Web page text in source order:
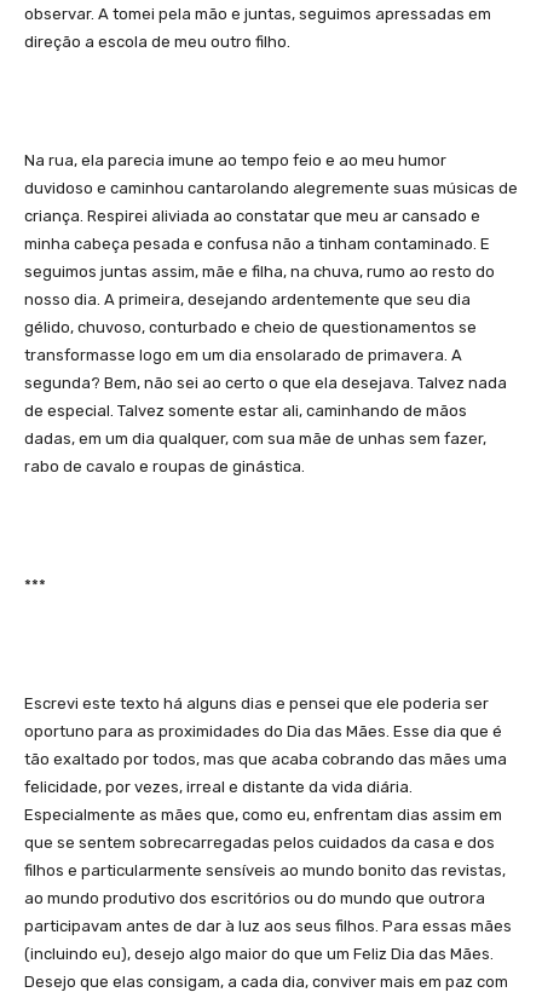
observar. A tomei pela mão e juntas, seguimos apressadas em
direção a escola de meu outro filho.
Na rua, ela parecia imune ao tempo feio e ao meu humor
duvidoso e caminhou cantarolando alegremente suas músicas de
criança. Respirei aliviada ao constatar que meu ar cansado e
minha cabeça pesada e confusa não a tinham contaminado. E
seguimos juntas assim, mãe e filha, na chuva, rumo ao resto do
nosso dia. A primeira, desejando ardentemente que seu dia
gélido, chuvoso, conturbado e cheio de questionamentos se
transformasse logo em um dia ensolarado de primavera. A
segunda? Bem, não sei ao certo o que ela desejava. Talvez nada
de especial. Talvez somente estar ali, caminhando de mãos
dadas, em um dia qualquer, com sua mãe de unhas sem fazer,
rabo de cavalo e roupas de ginástica.
***
Escrevi este texto há alguns dias e pensei que ele poderia ser
oportuno para as proximidades do Dia das Mães. Esse dia que é
tão exaltado por todos, mas que acaba cobrando das mães uma
felicidade, por vezes, irreal e distante da vida diária.
Especialmente as mães que, como eu, enfrentam dias assim em
que se sentem sobrecarregadas pelos cuidados da casa e dos
filhos e particularmente sensíveis ao mundo bonito das revistas,
ao mundo produtivo dos escritórios ou do mundo que outrora
participavam antes de dar à luz aos seus filhos. Para essas mães
(incluindo eu), desejo algo maior do que um Feliz Dia das Mães.
Desejo que elas consigam, a cada dia, conviver mais em paz com